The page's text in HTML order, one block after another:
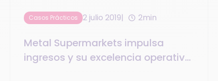
Casos Prácticos 2 julio 2019 2min
Metal Supermarkets impulsa
ingresos y su excelencia operativa